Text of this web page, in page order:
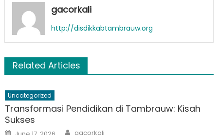
gacorkali
http://disdikkabtambrauw.org
Related Articles
Uncategorized
Transformasi Pendidikan di Tambrauw: Kisah
Sukses
Posted Author
gacorkali